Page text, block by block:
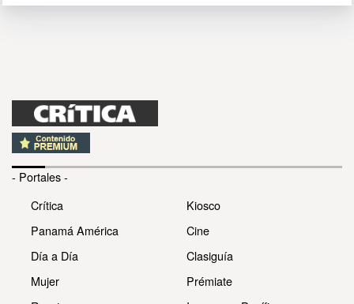
- Portales -
Crítica
Panamá América
Día a Día
Mujer
Kiosco
Cine
Clasiguía
Prémiate